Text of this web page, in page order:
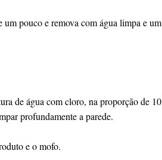
pouco e remova com água limpa e um
de água com cloro, na proporção de 10
profundamente a parede.
e o mofo.